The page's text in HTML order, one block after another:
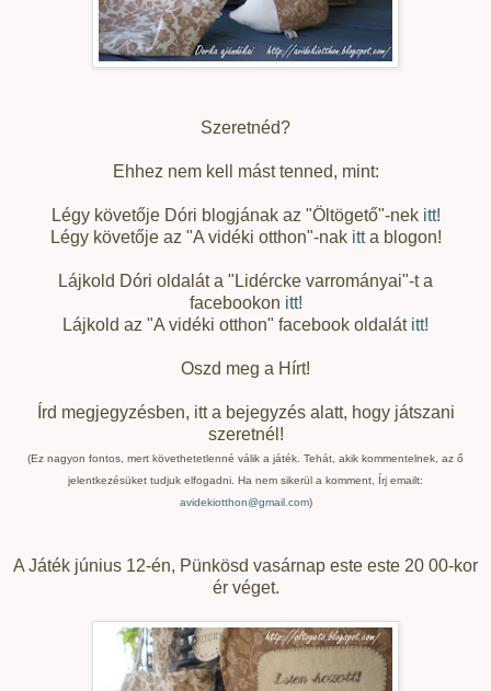
Szeretnéd?
Ehhez nem kell mást tenned, mint:
Légy követője Dóri blogjának az "Öltögető"-nek itt!
Légy követője az "A vidéki otthon"-nak itta blogon!
Lájkold Dóri oldalát a "Lidércke varrományai"-t a
facebookon itt!
Lájkold az "A vidéki otthon" facebook oldalát itt!
Oszd meg a Hírt!
Írd megjegyzésben, itt a bejegyzés alatt, hogy játszani
szeretnél!
(Ez nagyon fontos, mert követhetetlenné válik a játék. Tehát, akik kommentelnek, az ő
jelentkezésüket tudjuk elfogadni. Ha nem sikerül a komment, Írj emailt:
avidekiotthon@gmail.com)
A Játék június 12-én, Pünkösd vasárnap este este 20 00-kor
ér véget.